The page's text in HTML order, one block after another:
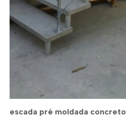
escada pré moldada concreto